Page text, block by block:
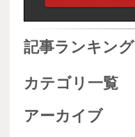
記事ランキング
カテゴリ一覧
アーカイブ